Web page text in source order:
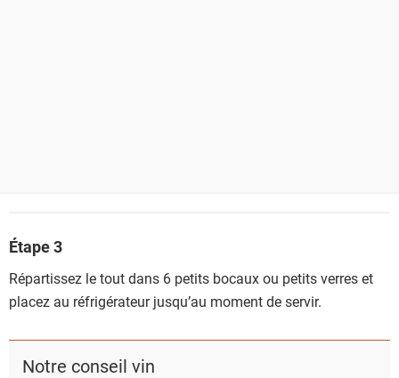
Étape 3
Répartissez le tout dans 6 petits bocaux ou petits verres et
placez au réfrigérateur jusqu’au moment de servir.
Notre conseil vin